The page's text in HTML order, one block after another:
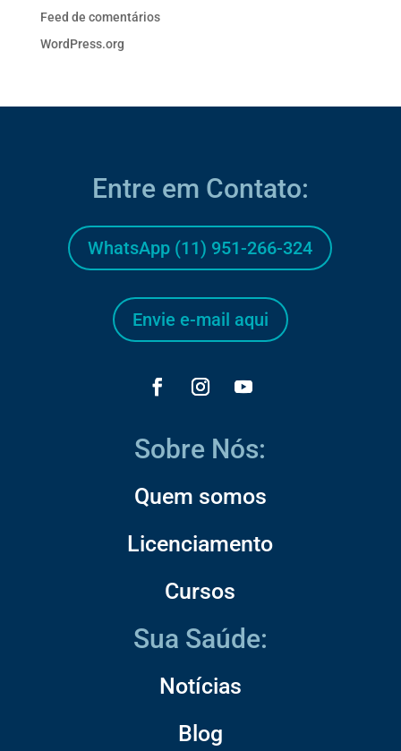
Feed de comentários
WordPress.org
Entre em Contato:
WhatsApp (11) 951-266-324
Envie e-mail aqui
Sobre Nós:
Quem somos
Licenciamento
Cursos
Sua Saúde:
Notícias
Blog